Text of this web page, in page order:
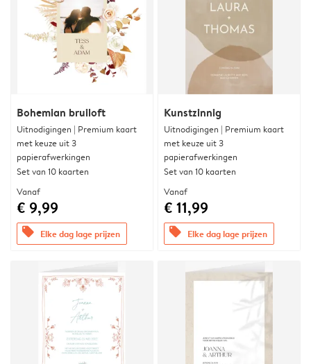
Bohemian bruiloft
Uitnodigingen | Premium kaart
met keuze uit 3
papierafwerkingen
Set van 10 kaarten
Vanaf
€ 9,99
offers Elke dag lage prijzen
Kunstzinnig
Uitnodigingen | Premium kaart
met keuze uit 3
papierafwerkingen
Set van 10 kaarten
Vanaf
€ 11,99
offers Elke dag lage prijzen